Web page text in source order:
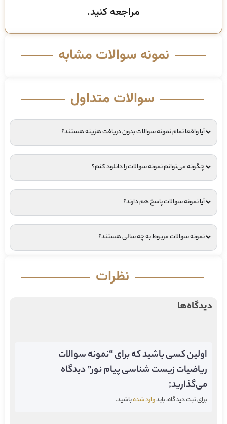
مراجعه کنید.
نمونه سوالات مشابه
سوالات متداول
آیا واقعا تمام نمونه سوالات بدون دریافت هزینه هستند؟
چگونه می‌توانم نمونه سوالات را دانلود کنم؟
آیا نمونه سوالات پاسخ هم دارند؟
نمونه سوالات مربوط به چه سالی هستند؟
نظرات
دیدگاه‌ها
اولین کسی باشید که برای “نمونه سوالات
ریاضیات زیست شناسی پیام نور” دیدگاه
می‌گذارید;
برای ثبت دیدگاه، بایدوارد شدهباشید.